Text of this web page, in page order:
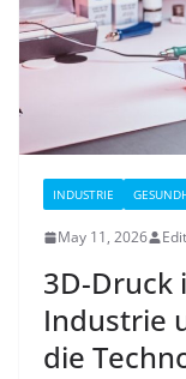
INDUSTRIE
May 11, 2026
3D-Druck
Industrie
die